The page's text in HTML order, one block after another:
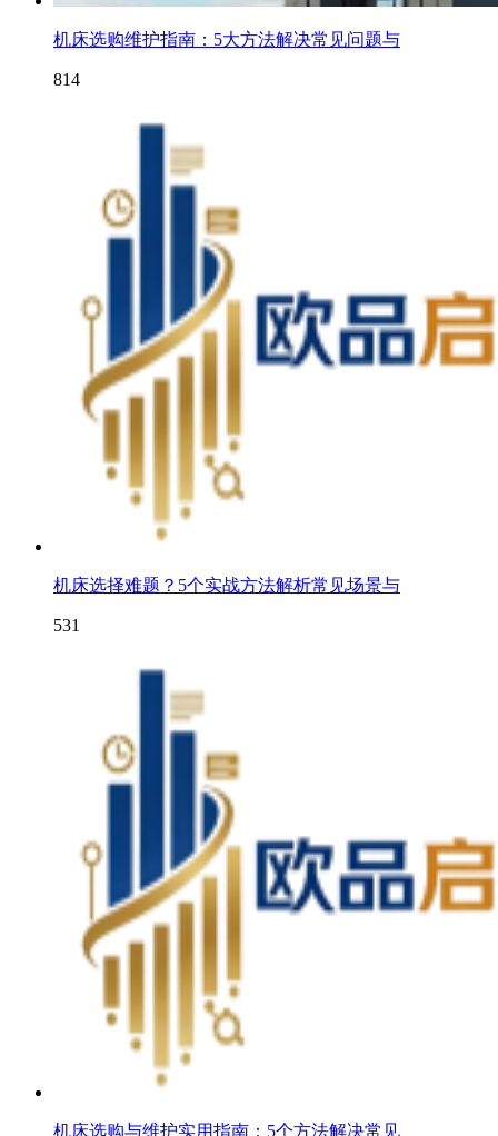
机床选购维护指南：5大方法解决常见问题与
814
机床选择难题？5个实战方法解析常见场景与
531
机床选购与维护实用指南：5个方法解决常见